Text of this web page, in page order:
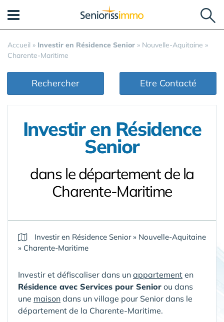
Accueil » Investir en Résidence Senior » Nouvelle-Aquitaine »
Charente-Maritime
Rechercher Etre Contacté
Investir en Résidence
Senior
dans le département de la
Charente-Maritime
Investir en Résidence Senior» Nouvelle-Aquitaine
» Charente-Maritime
Investir et défiscaliser dans un appartement en
Résidence avec Services pour Senior ou dans
une maison dans un village pour Senior dans le
département de la Charente-Maritime.